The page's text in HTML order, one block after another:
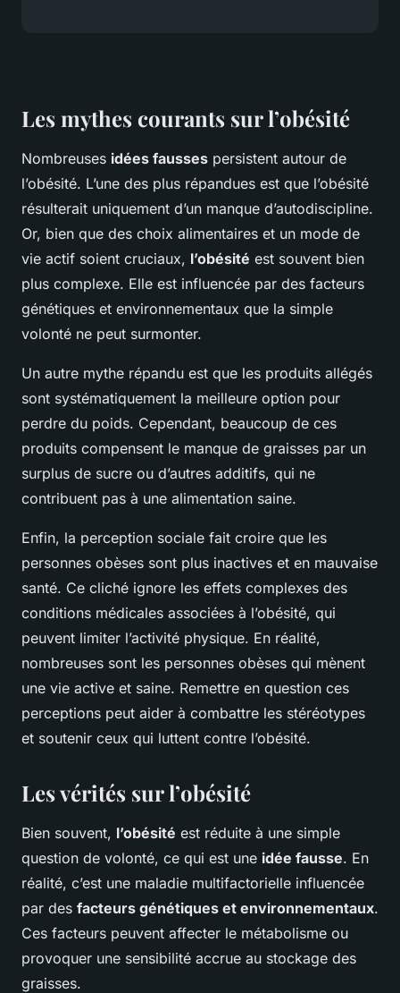
Les mythes courants sur l’obésité
Nombreuses idées fausses persistent autour de
l’obésité. L’une des plus répandues est que l’obésité
résulterait uniquement d’un manque d’autodiscipline.
Or, bien que des choix alimentaires et un mode de
vie actif soient cruciaux, l’obésité est souvent bien
plus complexe. Elle est influencée par des facteurs
génétiques et environnementaux que la simple
volonté ne peut surmonter.
Un autre mythe répandu est que les produits allégés
sont systématiquement la meilleure option pour
perdre du poids. Cependant, beaucoup de ces
produits compensent le manque de graisses par un
surplus de sucre ou d’autres additifs, qui ne
contribuent pas à une alimentation saine.
Enfin, la perception sociale fait croire que les
personnes obèses sont plus inactives et en mauvaise
santé. Ce cliché ignore les effets complexes des
conditions médicales associées à l’obésité, qui
peuvent limiter l’activité physique. En réalité,
nombreuses sont les personnes obèses qui mènent
une vie active et saine. Remettre en question ces
perceptions peut aider à combattre les stéréotypes
et soutenir ceux qui luttent contre l’obésité.
Les vérités sur l’obésité
Bien souvent, l’obésité est réduite à une simple
question de volonté, ce qui est une idée fausse. En
réalité, c’est une maladie multifactorielle influencée
par des facteurs génétiques et environnementaux.
Ces facteurs peuvent affecter le métabolisme ou
provoquer une sensibilité accrue au stockage des
graisses.